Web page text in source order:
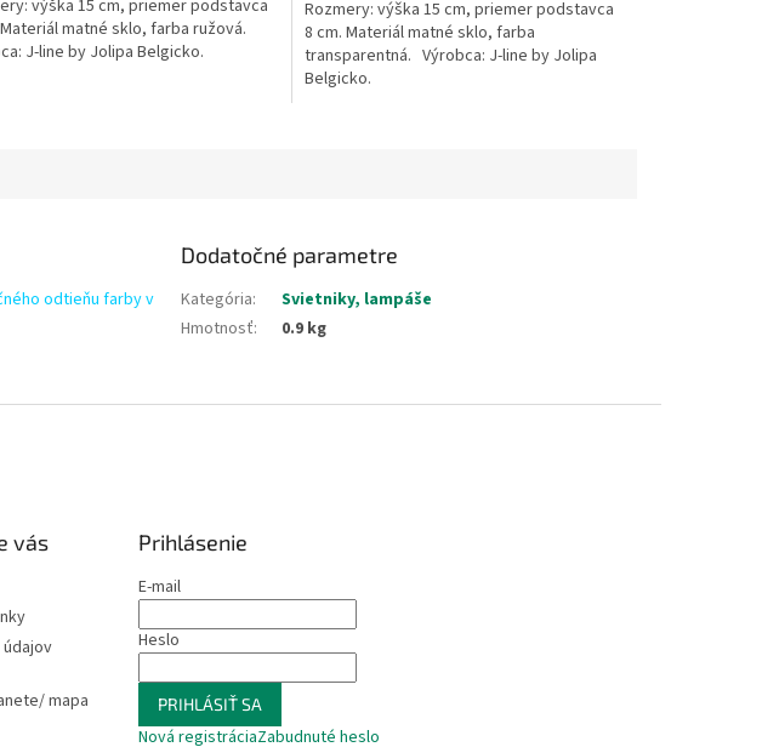
výška 15 cm, priemer podstavca
matné sklo, farba ružová.
J-line by Jolipa Belgicko.
Rozmery: výška 15 cm, priemer podstavca
8 cm. Materiál matné sklo, farba
transparentná. Výrobca: J-line by Jolipa
Belgicko.
odtieňu farby v
Dodatočné parametre
Kategória:
Svietniky, lampáše
Hmotnosť: 0.9 kg
vás
mapa
Prihlásenie
E-mail
Heslo
PRIHLÁSIŤ SA
Nová registráciaZabudnuté heslo